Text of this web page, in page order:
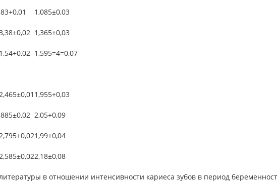
1,085±0,03
1,365+0,03
1,595=4=0,07
1,955+0,03
2,05+0,09
1,99+0,04
2,18±0,08
в отношении интенсивности кариеса зубов в период